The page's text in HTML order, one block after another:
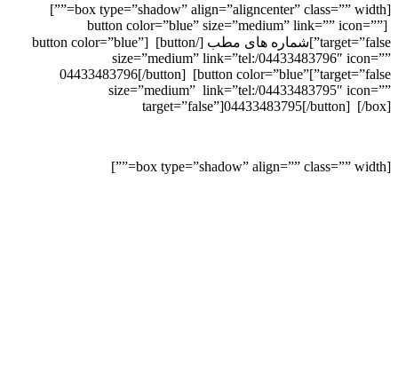
[box type=”shadow” align=”aligncenter” class=”” width=””]
[button color=”blue” size=”medium” link=”” icon=””
target=”false”]شماره های مطب [/button] [button color=”blue”
size=”medium” link=”tel:/04433483796″ icon=””
target=”false”]04433483796[/button] [button color=”blue”
size=”medium” link=”tel:/04433483795″ icon=””
target=”false”]04433483795[/button] [/box]
[box type=”shadow” align=”” class=”” width=””]